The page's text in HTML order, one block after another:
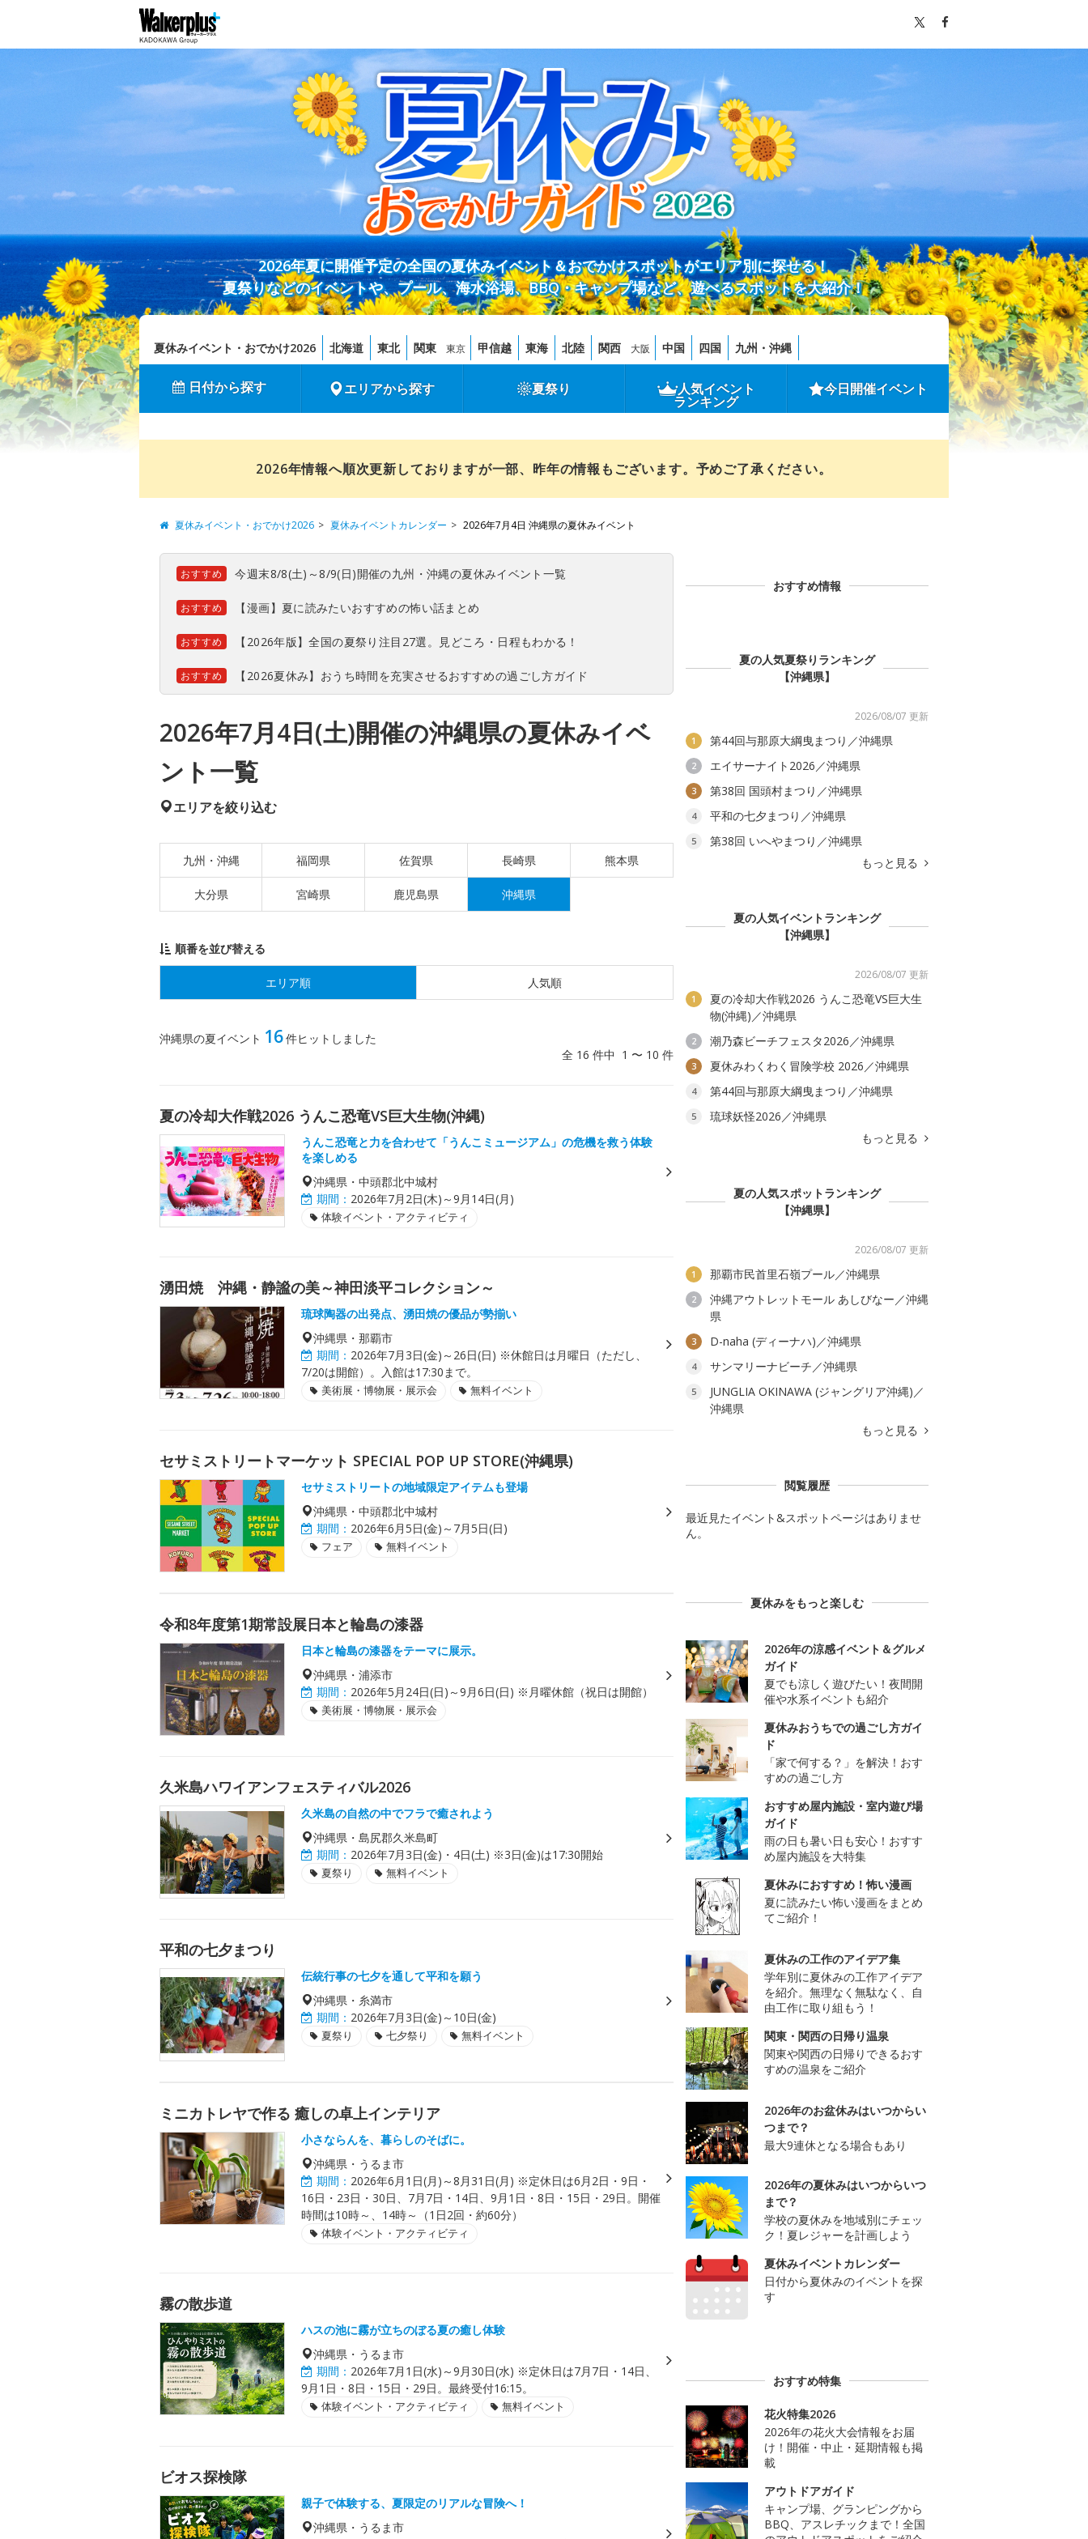
2026年夏に開催予定の全国の夏休みイベント＆おでかけスポットがエリア別に探せる！
夏祭りなどのイベントや、プール、海水浴場、BBQ・キャンプ場など、遊べるスポットを大紹介！
夏休みイベント・おでかけ2026 北海道 東北 関東 東京 甲信越 東海 北陸 関西 大阪 中国 四国 九州・沖縄
日付から探す エリアから探す 夏祭り 人気イベント
ランキング
今日開催イベント
2026年情報へ順次更新しておりますが一部、昨年の情報もございます。予めご了承ください。
夏休みイベント・おでかけ2026 夏休みイベントカレンダー 2026年7月4日 沖縄県の夏休みイベント
おすすめ 今週末8/8(土)～8/9(日)開催の九州・沖縄の夏休みイベント一覧
おすすめ 【漫画】夏に読みたいおすすめの怖い話まとめ
おすすめ 【2026年版】全国の夏祭り注目27選。見どころ・日程もわかる！
おすすめ 【2026夏休み】おうち時間を充実させるおすすめの過ごし方ガイド
2026年7月4日(土)開催の沖縄県の夏休みイベ
ント一覧
エリアを絞り込む
九州・沖縄 福岡県 佐賀県 長崎県 熊本県
大分県 宮崎県 鹿児島県 沖縄県
順番を並び替える
エリア順 人気順
沖縄県の夏イベント 16件ヒットしました
全 16 件中 1 〜 10 件
夏の冷却大作戦2026 うんこ恐竜VS巨大生物(沖縄)
うんこ恐竜と力を合わせて「うんこミュージアム」の危機を救う体験
を楽しめる
沖縄県・中頭郡北中城村
期間： 2026年7月2日(木)～9月14日(月)
体験イベント・アクティビティ
湧田焼 沖縄・静謐の美～神田淡平コレクション～
琉球陶器の出発点、湧田焼の優品が勢揃い
沖縄県・那覇市
期間： 2026年7月3日(金)～26日(日) ※休館日は月曜日（ただし、
7/20は開館）。入館は17:30まで。
美術展・博物展・展示会 無料イベント
セサミストリートマーケット SPECIAL POP UP STORE(沖縄県)
セサミストリートの地域限定アイテムも登場
沖縄県・中頭郡北中城村
期間： 2026年6月5日(金)～7月5日(日)
フェア 無料イベント
令和8年度第1期常設展日本と輪島の漆器
日本と輪島の漆器をテーマに展示。
沖縄県・浦添市
期間： 2026年5月24日(日)～9月6日(日) ※月曜休館（祝日は開館）
美術展・博物展・展示会
久米島ハワイアンフェスティバル2026
久米島の自然の中でフラで癒されよう
沖縄県・島尻郡久米島町
期間： 2026年7月3日(金)・4日(土) ※3日(金)は17:30開始
夏祭り 無料イベント
平和の七夕まつり
伝統行事の七夕を通して平和を願う
沖縄県・糸満市
期間： 2026年7月3日(金)～10日(金)
夏祭り 七夕祭り 無料イベント
ミニカトレヤで作る 癒しの卓上インテリア
小さならんを、暮らしのそばに。
沖縄県・うるま市
期間： 2026年6月1日(月)～8月31日(月) ※定休日は6月2日・9日・
16日・23日・30日、7月7日・14日、9月1日・8日・15日・29日。開催
時間は10時～、14時～（1日2回・約60分）
体験イベント・アクティビティ
霧の散歩道
ハスの池に霧が立ちのぼる夏の癒し体験
沖縄県・うるま市
期間： 2026年7月1日(水)～9月30日(水) ※定休日は7月7日・14日、
9月1日・8日・15日・29日。最終受付16:15。
体験イベント・アクティビティ 無料イベント
ビオス探検隊
親子で体験する、夏限定のリアルな冒険へ！
沖縄県・うるま市
おすすめ情報
夏の人気夏祭りランキング
【沖縄県】
2026/08/07 更新
1 第44回与那原大綱曳まつり／沖縄県
2 エイサーナイト2026／沖縄県
3 第38回 国頭村まつり／沖縄県
4 平和の七夕まつり／沖縄県
5
第38回 いへやまつり／沖縄県
もっと見る
夏の人気イベントランキング
【沖縄県】
2026/08/07 更新
1
夏の冷却大作戦2026 うんこ恐竜VS巨大生
物(沖縄)／沖縄県
2 潮乃森ビーチフェスタ2026／沖縄県
3 夏休みわくわく冒険学校 2026／沖縄県
4 第44回与那原大綱曳まつり／沖縄県
5
琉球妖怪2026／沖縄県
もっと見る
夏の人気スポットランキング
【沖縄県】
2026/08/07 更新
1 那覇市民首里石嶺プール／沖縄県
2
沖縄アウトレットモール あしびなー／沖縄
県
3 D-naha (ディーナハ)／沖縄県
4 サンマリーナビーチ／沖縄県
5
JUNGLIA OKINAWA (ジャングリア沖縄)／
沖縄県
もっと見る
閲覧履歴
最近見たイベント&スポットページはありませ
ん。
夏休みをもっと楽しむ
2026年の涼感イベント＆グルメ
ガイド
夏でも涼しく遊びたい！夜間開
催や水系イベントも紹介
夏休みおうちでの過ごし方ガイ
ド
「家で何する？」を解決！おす
すめの過ごし方
おすすめ屋内施設・室内遊び場
ガイド
雨の日も暑い日も安心！おすす
め屋内施設を大特集
夏休みにおすすめ！怖い漫画
夏に読みたい怖い漫画をまとめ
てご紹介！
夏休みの工作のアイデア集
学年別に夏休みの工作アイデア
を紹介。無理なく無駄なく、自
由工作に取り組もう！
関東・関西の日帰り温泉
関東や関西の日帰りできるおす
すめの温泉をご紹介
2026年のお盆休みはいつからい
つまで？
最大9連休となる場合もあり
2026年の夏休みはいつからいつ
まで？
学校の夏休みを地域別にチェッ
ク！夏レジャーを計画しよう
夏休みイベントカレンダー
日付から夏休みのイベントを探
す
おすすめ特集
花火特集2026
2026年の花火大会情報をお届
け！開催・中止・延期情報も掲
載
アウトドアガイド
キャンプ場、グランピングから
BBQ、アスレチックまで！全国